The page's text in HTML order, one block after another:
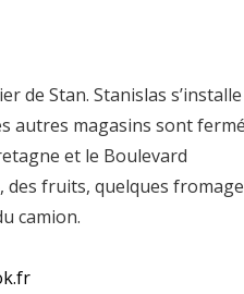
de Stan. Stanislas s’installe
autres magasins sont
et le Boulevard
des fruits, quelques
camion.